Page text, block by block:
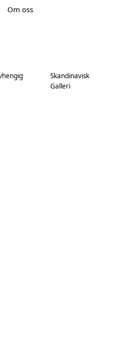
Om oss
Skandinavisk
Galleri